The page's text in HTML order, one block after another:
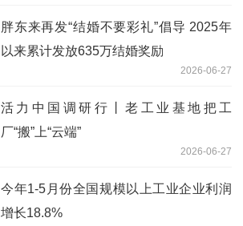
胖东来再发“结婚不要彩礼”倡导 2025年
以来累计发放635万结婚奖励
2026-06-27
活力中国调研行丨老工业基地把工
厂“搬”上“云端”
2026-06-27
今年1-5月份全国规模以上工业企业利润
增长18.8%